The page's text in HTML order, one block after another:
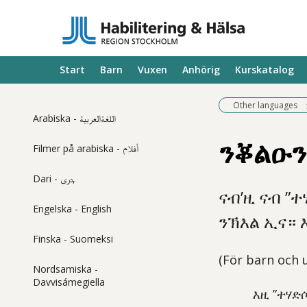
Start Barn Vuxen Anhörig Kurskatalog
Arabiska - اللغةالعربية
Filmer på arabiska - أفلام
Dari - دری,
Engelska - English
Finska - Suomeksi
Nordsamiska -
Davvisámegiella
Other languages
ናብ’ዚ ናብ
ንኽእል ኢና።
(För barn och
እዚ